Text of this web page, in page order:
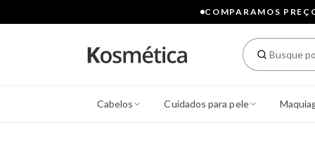
COMPARAMOS
Cabelos Cuidados para pele